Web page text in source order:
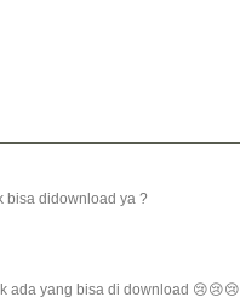
bisa didownload ya ?
ada yang bisa di download 😢😢😢